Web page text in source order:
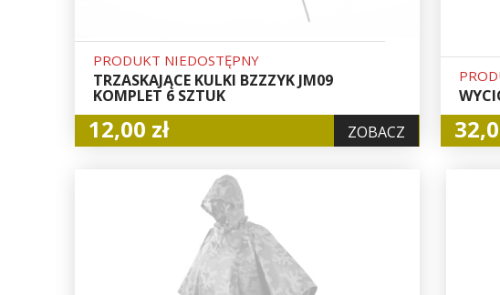
PRODUKT NIEDOSTĘPNY
TRZASKAJĄCE KULKI BZZZYK JM09
KOMPLET 6 SZTUK
12,00 zł ZOBACZ